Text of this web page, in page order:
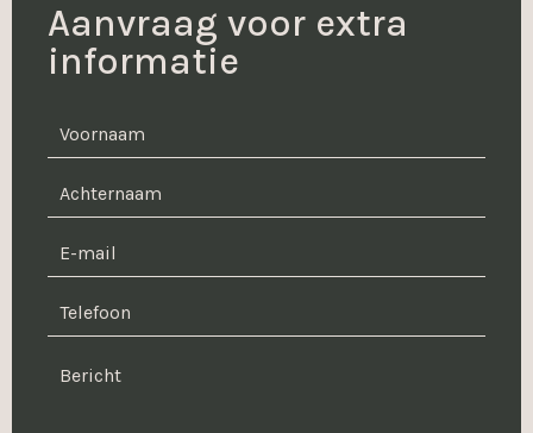
Aanvraag voor extra
informatie